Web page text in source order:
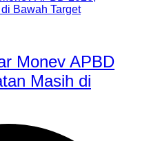
Monev APBD
Masih di